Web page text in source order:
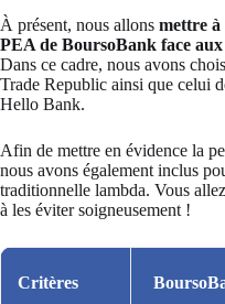
À présent, nous allons mettre à
PEA de BoursoBank face
Dans ce cadre, nous avons
Trade Republic ainsi que celui
Hello Bank.
Afin de mettre en évidence la
nous avons également inclus
traditionnelle lambda. Vous
à les éviter soigneusement !
Critères